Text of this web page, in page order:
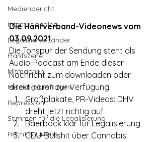
Medienbericht
Internationales
Legalisierte Länder
Hanfszene
Mitmachen!
Meinungsumfragen
Repression
Stimmen für die Legalisierung
Recht & Urteile
Die Hanfverband-Videonews vom
03.09.2021
Die Tonspur der Sendung steht als
Audio-Podcast am Ende dieser
Nachricht zum downloaden oder
direkt hören zur Verfügung.
Großplakate, PR-Videos: DHV
dreht jetzt richtig auf
Baerbock klar für Legalisierung
CDU-Bullshit über Cannabis: